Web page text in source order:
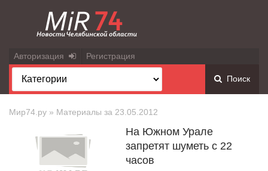
Авторизация Регистрация
Поиск
Мир74.ру » Материалы за 23.05.2012
На Южном Урале
запретят шуметь с 22
часов